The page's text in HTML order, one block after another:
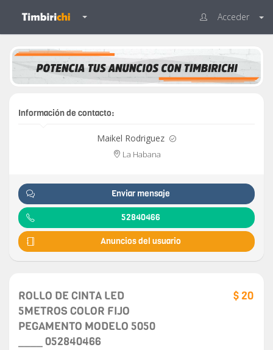
Acceder
Información de contacto:
Maikel Rodriguez
La Habana
Enviar mensaje
52840466
Anuncios del usuario
ROLLO DE CINTA LED
5METROS COLOR FIJO
PEGAMENTO MODELO 5050
____ 052840466
$ 20